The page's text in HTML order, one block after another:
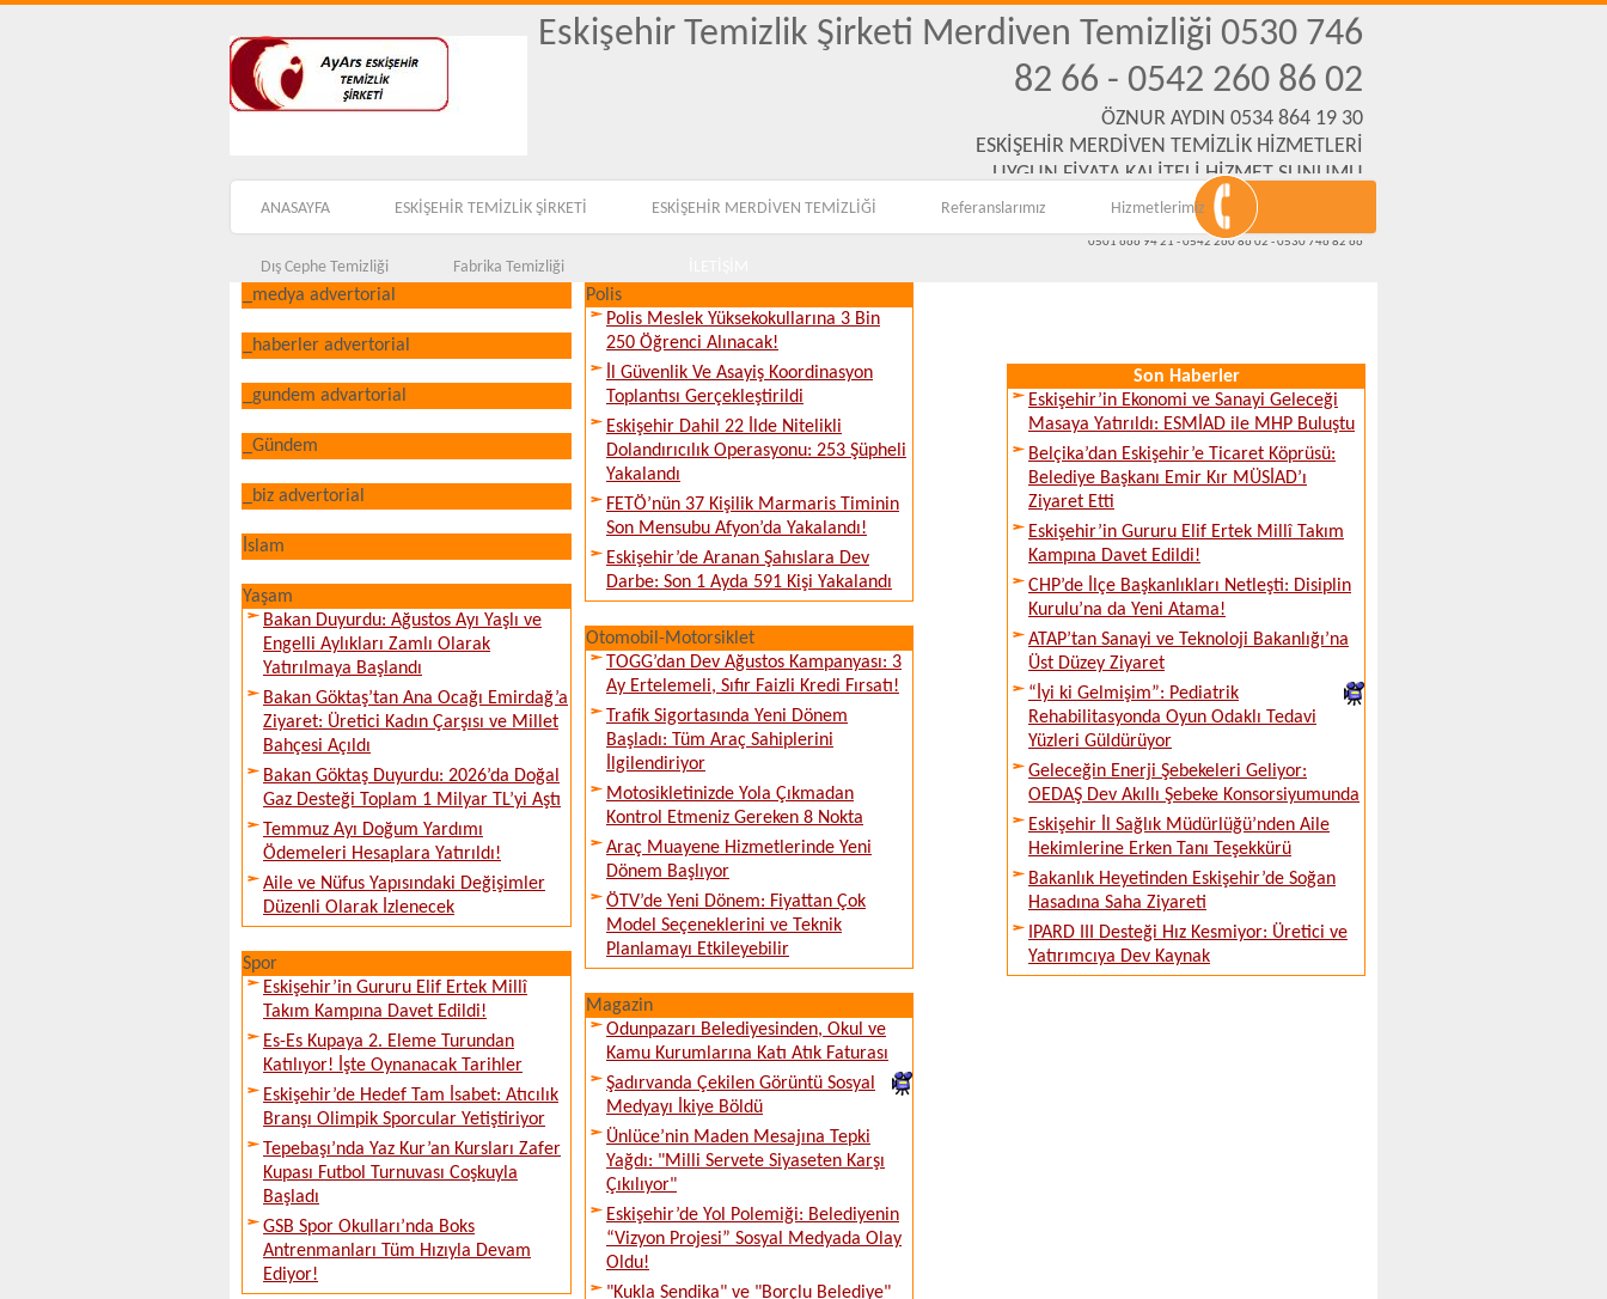
Eskişehir Temizlik Şirketi Merdiven Temizliği 0530 746
82 66 - 0542 260 86 02
ÖZNUR AYDIN 0534 864 19 30
ESKİŞEHİR MERDİVEN TEMİZLİK HİZMETLERİ
UYGUN FİYATA KALİTELİ HİZMET SUNUMU
Emek Mh. Yanartaş Sk. No:31 Eskişehir
www.eskisehirmerdiventemizliksirketi.com
0501 666 94 21 - 0542 260 86 02 - 0530 746 82 66
ANASAYFA ESKİŞEHİR TEMİZLİK ŞİRKETİ ESKİŞEHİR MERDİVEN TEMİZLİĞİ Referanslarımız Hizmetlerimiz
Dış Cephe Temizliği Fabrika Temizliği
_medya advertorial
_haberler advertorial
_gundem advartorial
_Gündem
_biz advertorial
İslam
Yaşam
Bakan Duyurdu: Ağustos Ayı Yaşlı ve
Engelli Aylıkları Zamlı Olarak
Yatırılmaya Başlandı
Bakan Göktaş’tan Ana Ocağı Emirdağ’a
Ziyaret: Üretici Kadın Çarşısı ve Millet
Bahçesi Açıldı
Bakan Göktaş Duyurdu: 2026’da Doğal
Gaz Desteği Toplam 1 Milyar TL’yi Aştı
Temmuz Ayı Doğum Yardımı
Ödemeleri Hesaplara Yatırıldı!
Aile ve Nüfus Yapısındaki Değişimler
Düzenli Olarak İzlenecek
Spor
Eskişehir’in Gururu Elif Ertek Millî
Takım Kampına Davet Edildi!
Es-Es Kupaya 2. Eleme Turundan
Katılıyor! İşte Oynanacak Tarihler
Eskişehir’de Hedef Tam İsabet: Atıcılık
Branşı Olimpik Sporcular Yetiştiriyor
Tepebaşı’nda Yaz Kur’an Kursları Zafer
Kupası Futbol Turnuvası Coşkuyla
Başladı
GSB Spor Okulları’nda Boks
Antrenmanları Tüm Hızıyla Devam
Ediyor!
Polis
Polis Meslek Yüksekokullarına 3 Bin
250 Öğrenci Alınacak!
İl Güvenlik Ve Asayiş Koordinasyon
Toplantısı Gerçekleştirildi
Eskişehir Dahil 22 İlde Nitelikli
Dolandırıcılık Operasyonu: 253 Şüpheli
Yakalandı
FETÖ’nün 37 Kişilik Marmaris Timinin
Son Mensubu Afyon’da Yakalandı!
Eskişehir’de Aranan Şahıslara Dev
Darbe: Son 1 Ayda 591 Kişi Yakalandı
Otomobil-Motorsiklet
TOGG’dan Dev Ağustos Kampanyası: 3
Ay Ertelemeli, Sıfır Faizli Kredi Fırsatı!
Trafik Sigortasında Yeni Dönem
Başladı: Tüm Araç Sahiplerini
İlgilendiriyor
Motosikletinizde Yola Çıkmadan
Kontrol Etmeniz Gereken 8 Nokta
Araç Muayene Hizmetlerinde Yeni
Dönem Başlıyor
ÖTV’de Yeni Dönem: Fiyattan Çok
Model Seçeneklerini ve Teknik
Planlamayı Etkileyebilir
Magazin
Odunpazarı Belediyesinden, Okul ve
Kamu Kurumlarına Katı Atık Faturası
Şadırvanda Çekilen Görüntü Sosyal
Medyayı İkiye Böldü
Ünlüce’nin Maden Mesajına Tepki
Yağdı: "Milli Servete Siyaseten Karşı
Çıkılıyor"
Eskişehir’de Yol Polemiği: Belediyenin
“Vizyon Projesi” Sosyal Medyada Olay
Oldu!
"Kukla Sendika" ve "Borçlu Belediye"
Son Haberler
Eskişehir’in Ekonomi ve Sanayi Geleceği
Masaya Yatırıldı: ESMİAD ile MHP Buluştu
Belçika’dan Eskişehir’e Ticaret Köprüsü:
Belediye Başkanı Emir Kır MÜSİAD’ı
Ziyaret Etti
Eskişehir’in Gururu Elif Ertek Millî Takım
Kampına Davet Edildi!
CHP’de İlçe Başkanlıkları Netleşti: Disiplin
Kurulu’na da Yeni Atama!
ATAP’tan Sanayi ve Teknoloji Bakanlığı’na
Üst Düzey Ziyaret
“İyi ki Gelmişim”: Pediatrik
Rehabilitasyonda Oyun Odaklı Tedavi
Yüzleri Güldürüyor
Geleceğin Enerji Şebekeleri Geliyor:
OEDAŞ Dev Akıllı Şebeke Konsorsiyumunda
Eskişehir İl Sağlık Müdürlüğü’nden Aile
Hekimlerine Erken Tanı Teşekkürü
Bakanlık Heyetinden Eskişehir’de Soğan
Hasadına Saha Ziyareti
IPARD III Desteği Hız Kesmiyor: Üretici ve
Yatırımcıya Dev Kaynak